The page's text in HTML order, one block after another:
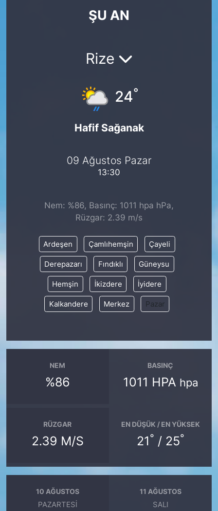
ŞU AN
Rize
24°
Hafif Sağanak
09 Ağustos Pazar
13:30
Nem: %86, Basınç: 1011 hpa hPa,
Rüzgar: 2.39 m/s
Ardeşen Çamlıhemşin Çayeli
Derepazarı Fındıklı Güneysu
Hemşin İkizdere İyidere
Kalkandere Merkez Pazar
NEM
%86
BASINÇ
1011 HPA hpa
RÜZGAR
2.39 M/S
EN DÜŞÜK / EN YÜKSEK
21° / 25°
10 AĞUSTOS
PAZARTESI
11 AĞUSTOS
SALI
KÖŞE YAZILARI
SARIYER HABERLERİ
SİYASET
SON DAKİKA HABERİ
SPOR
TÜRKİYE VE DÜNYA GÜNDEMİ
VİDEO GALERİ
YAŞAM